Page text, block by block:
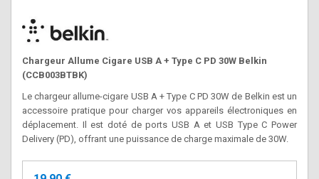
Chargeur Allume Cigare USB A + Type C PD 30W Belkin
(CCB003BTBK)
Le chargeur allume-cigare USB A + Type C PD 30W de Belkin est un
accessoire pratique pour charger vos appareils électroniques en
déplacement. Il est doté de ports USB A et USB Type C Power
Delivery (PD), offrant une puissance de charge maximale de 30W.